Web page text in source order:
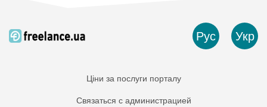
Рус Укр
Ціни за послуги порталу
Связаться с администрацией